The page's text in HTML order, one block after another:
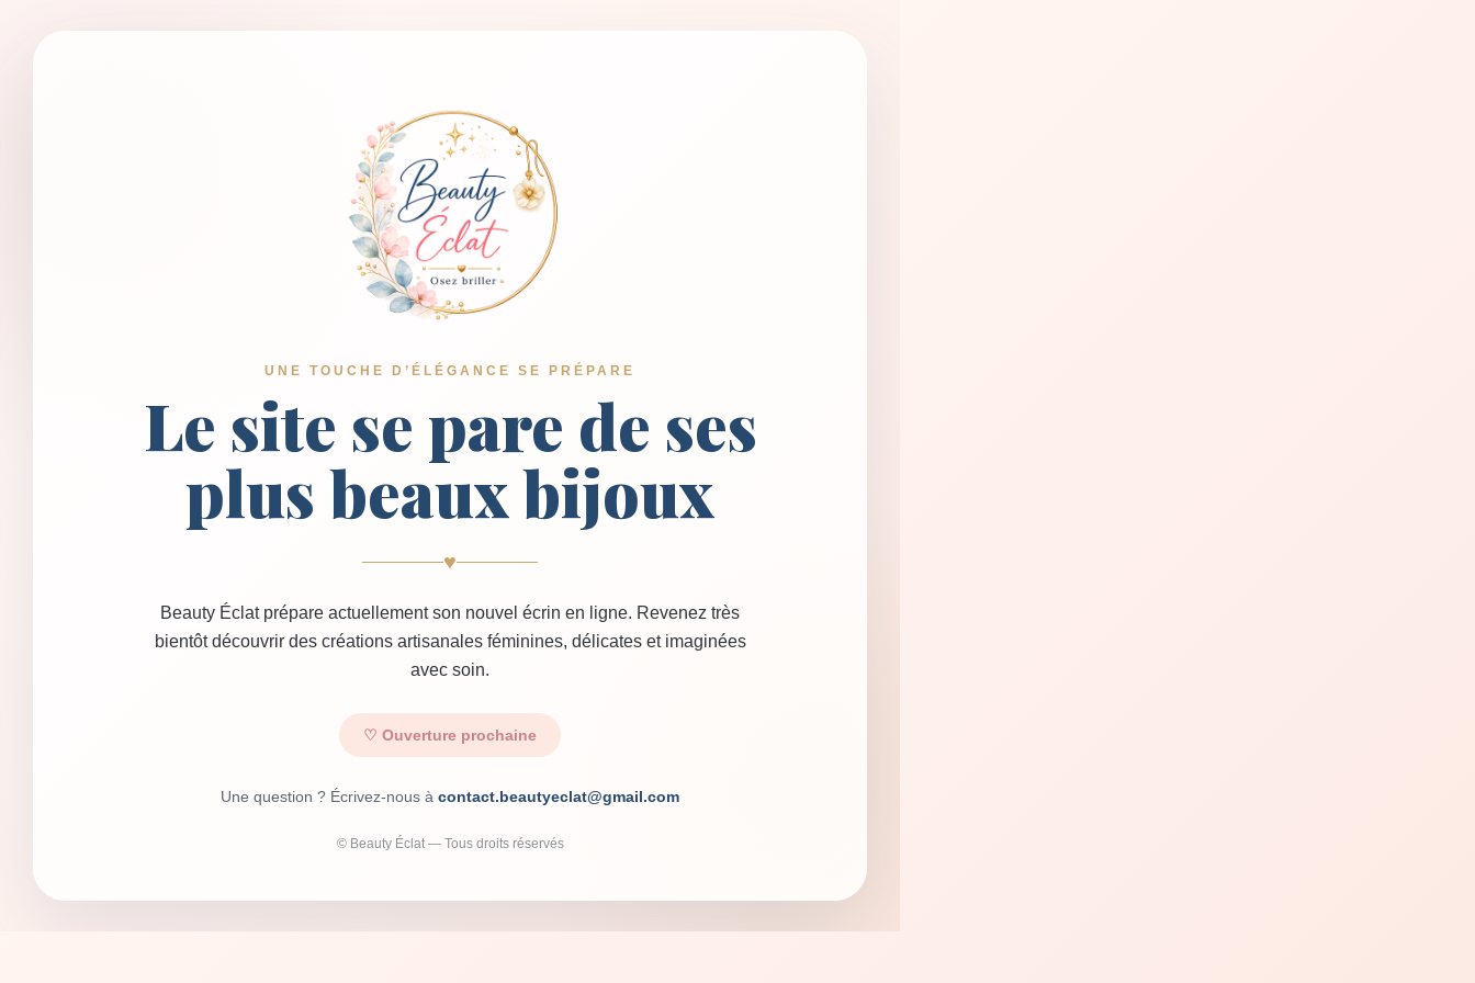
UNE TOUCHE D’ÉLÉGANCE SE PRÉPARE
Le site se pare de ses
plus beaux bijoux
♥
Beauty Éclat prépare actuellement son nouvel écrin en ligne. Revenez très
bientôt découvrir des créations artisanales féminines, délicates et imaginées
avec soin.
♡ Ouverture prochaine
Une question ? Écrivez-nous à contact.beautyeclat@gmail.com
© Beauty Éclat — Tous droits réservés